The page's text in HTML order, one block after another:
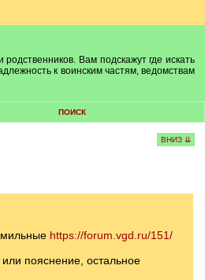
Вам подскажут где искать
к воинским частям, ведомствам
ПОИСК
ВНИЗ ⇊
https://forum.vgd.ru/151/
пояснение, остальное